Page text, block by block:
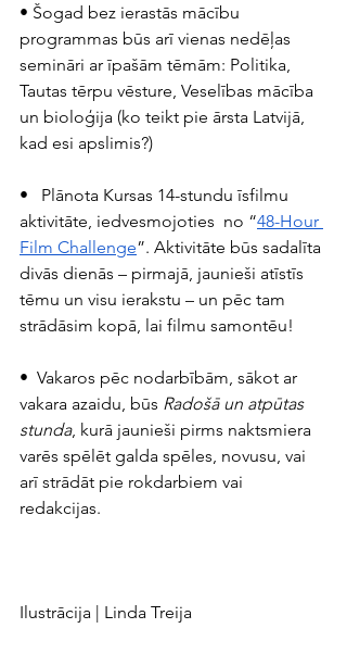
• Šogad bez ierastās mācību
programmas būs arī vienas nedēļas
semināri ar īpašām tēmām: Politika,
Tautas tērpu vēsture, Veselības mācība
un bioloģija (ko teikt pie ārsta Latvijā,
kad esi apslimis?)
•   Plānota Kursas 14-stundu īsfilmu
aktivitāte, iedvesmojoties  no “48-Hour
Film Challenge”. Aktivitāte būs sadalīta
divās dienās – pirmajā, jaunieši atīstīs
tēmu un visu ierakstu – un pēc tam
strādāsim kopā, lai filmu samontēu!
•  Vakaros pēc nodarbībām, sākot ar
vakara azaidu, būs Radošā un atpūtas
stunda, kurā jaunieši pirms naktsmiera
varēs spēlēt galda spēles, novusu, vai
arī strādāt pie rokdarbiem vai
redakcijas.
Ilustrācija | Linda Treija